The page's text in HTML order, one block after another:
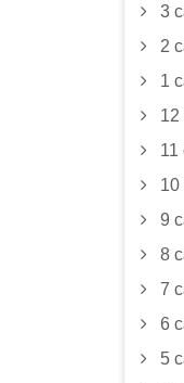
3
2
1
12
11
10
9
8
7
6
5